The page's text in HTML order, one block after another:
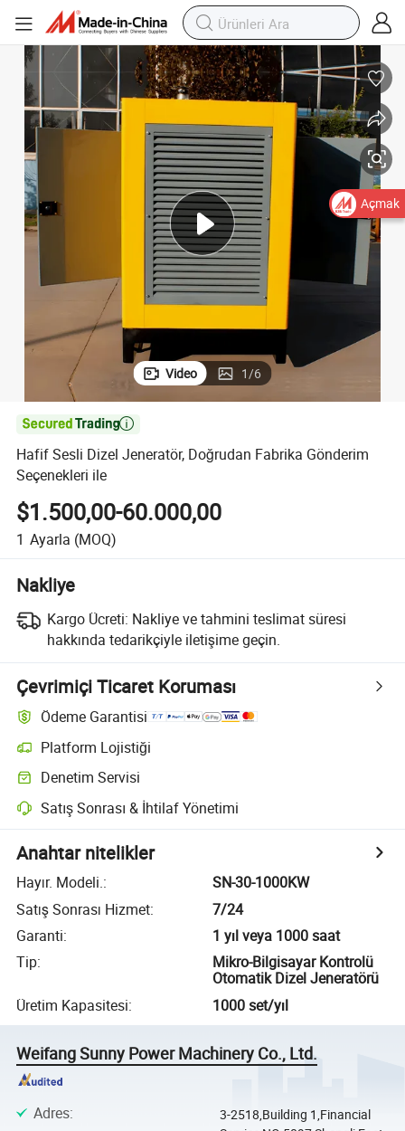
Video 1/6

Hafif Sesli Dizel Jeneratör, Doğrudan Fabrika Gönderim
Seçenekleri ile
$1.500,00-60.000,00
1 Ayarla (MOQ)
Nakliye
Kargo Ücreti: Nakliye ve tahmini teslimat süresi
hakkında tedarikçiyle iletişime geçin.
Çevrimiçi Ticaret Koruması
Ödeme Garantisi
Platform Lojistiği
Denetim Servisi
Satış Sonrası & İhtilaf Yönetimi
Anahtar nitelikler
Hayır. Modeli.:
SN-30-1000KW
Satış Sonrası Hizmet:
7/24
Garanti:
1 yıl veya 1000 saat
Tip:
Mikro-Bilgisayar Kontrolü
Otomatik Dizel Jeneratörü
Üretim Kapasitesi: 1000 set/yıl
Weifang Sunny Power Machinery Co., Ltd.
Adres:
3-2518,Building 1,Financial
Açmak